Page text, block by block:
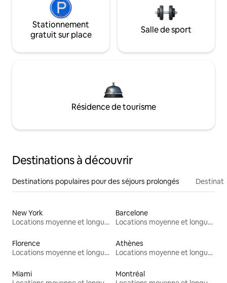
Stationnement
gratuit sur place
Salle de sport
Résidence de tourisme
Destinations à découvrir
Destinations populaires pour des séjours prolongés
New York
Locations moyenne et longue durée
Barcelone
Locations moyenne et longue durée
Florence
Locations moyenne et longue durée
Athènes
Locations moyenne et longue durée
Miami
Montréal